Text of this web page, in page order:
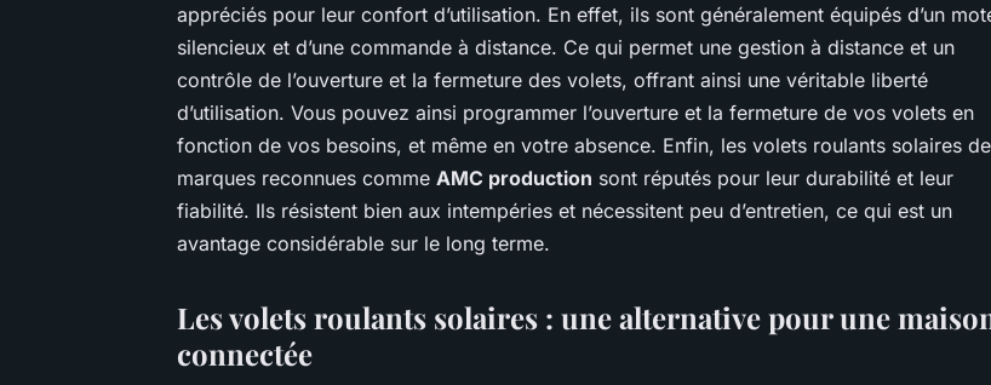
appréciés pour leur confort d’utilisation. En effet, ils sont généralement équipés d’un
silencieux et d’une commande à distance. Ce qui permet une gestion à distance et un
contrôle de l’ouverture et la fermeture des volets, offrant ainsi une véritable liberté
d’utilisation. Vous pouvez ainsi programmer l’ouverture et la fermeture de vos volets en
fonction de vos besoins, et même en votre absence. Enfin, les volets roulants solaires de
marques reconnues comme AMC production sont réputés pour leur durabilité et leur
fiabilité. Ils résistent bien aux intempéries et nécessitent peu d’entretien, ce qui est un
avantage considérable sur le long terme.
Les volets roulants solaires : une alternative pour une
connectée